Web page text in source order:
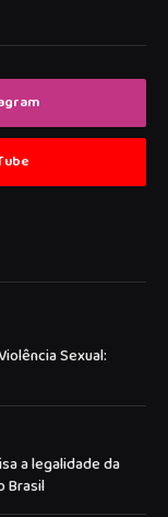
Sexual:
a legalidade da
Brasil